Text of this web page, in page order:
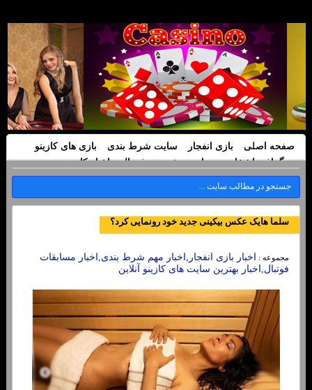
صفحه اصلی بازی انفجار سایت شرط بندی
بازی های کازینو
بیوگرافی اشخاص
سایت پیش بینی فوتبال اخبار کازینو
سلما هایک عکس بیکینی جدید خود رونمایی کرد؟
مجموعه :
اخبار بازی انفجار,اخبار مهم شرط بندی,اخبار مسابقات
فوتبال,اخبار بهترین سایت های کازینو آنلاین